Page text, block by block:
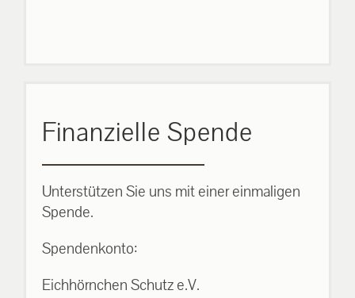
Finanzielle Spende
Unterstützen Sie uns mit einer einmaligen
Spende.
Spendenkonto:
Eichhörnchen Schutz e.V.